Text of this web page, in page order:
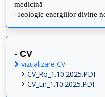
medicină
-Teologie energiilor divine
- CV
vizualizare CV
CV_Ro_1.10.2025.PDF
CV_En_1.10.2025.PDF